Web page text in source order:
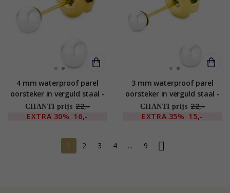
4 mm waterproof parel
oorsteker in verguld staal -
OCEANA
CHANTI prijs 22,-
EXTRA 30% 16,-
3 mm waterproof parel
oorsteker in verguld staal -
OCEANA
CHANTI prijs 22,-
EXTRA 35% 15,-
1 2 3 4 ... 9